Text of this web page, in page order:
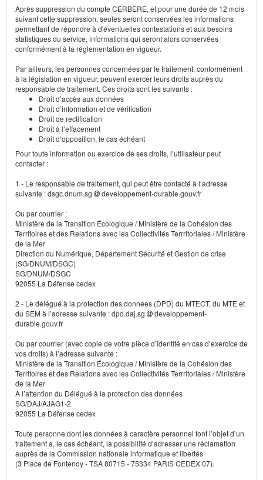
Après suppression du compte CERBERE, et pour une durée de 12 mois
suivant cette suppression, seules seront conservées les informations
permettant de répondre à d'éventuelles contestations et aux besoins
statistiques du service, informations qui seront alors conservées
conformément à la réglementation en vigueur.
Par ailleurs, les personnes concernées par le traitement, conformément
à la législation en vigueur, peuvent exercer leurs droits auprès du
responsable de traitement. Ces droits sont les suivants :
Droit d’accès aux données
Droit d’information et de vérification
Droit de rectification
Droit à l’effacement
Droit d’opposition, le cas échéant
Pour toute information ou exercice de ses droits, l’utilisateur peut
contacter :
1 - Le responsable de traitement, qui peut être contacté à l’adresse
suivante : dsgc.dnum.sg
developpement-durable.gouv.fr
Ou par courrier :
Ministère de la Transition Écologique / Ministère de la Cohésion des
Territoires et des Relations avec les Collectivités Terrritoriales / Ministère
de la Mer
Direction du Numérique, Département Sécurité et Gestion de crise
(SG/DNUM/DSGC)
SG/DNUM/DSGC
92055 La Défense cedex
2 - Le délégué à la protection des données (DPD) du MTECT, du MTE et
du SEM à l’adresse suivante : dpd.daj.sg
developpement-
durable.gouv.fr
Ou par courrier (avec copie de votre pièce d’identité en cas d’exercice de
vos droits) à l’adresse suivante :
Ministère de la Transition Écologique / Ministère de la Cohésion des
Territoires et des Relations avec les Collectivités Terrritoriales / Ministère
de la Mer
A l’attention du Délégué à la protection des données
SG/DAJ/AJAG1-2
92055 La Défense cedex
Toute personne dont les données à caractère personnel font l’objet d’un
traitement a, le cas échéant, la possibilité d’adresser une réclamation
auprès de la Commission nationale informatique et libertés
(3 Place de Fontenoy - TSA 80715 - 75334 PARIS CEDEX 07).